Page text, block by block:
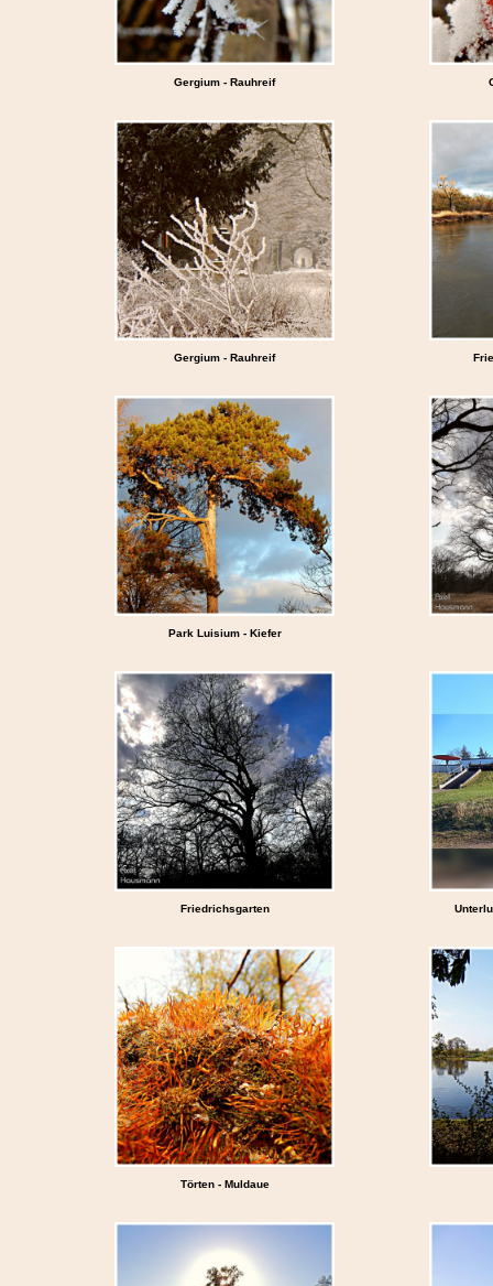
Gergium - Rauhreif
Gergium - Rauhreif
Park Luisium - Kiefer
Friedrichsgarten
Törten - Muldaue